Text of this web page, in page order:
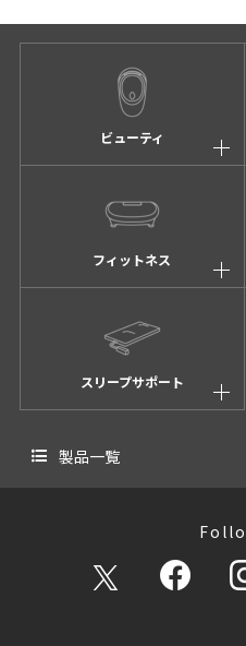
ビューティ
フィットネス
スリープサポート
製品一覧